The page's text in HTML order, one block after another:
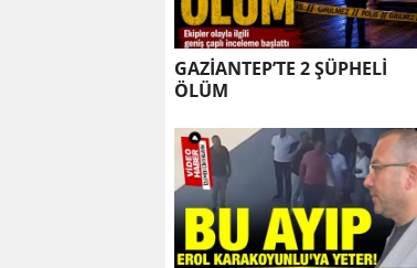
GAZİANTEP’TE 2 ŞÜPHELİ
ÖLÜM